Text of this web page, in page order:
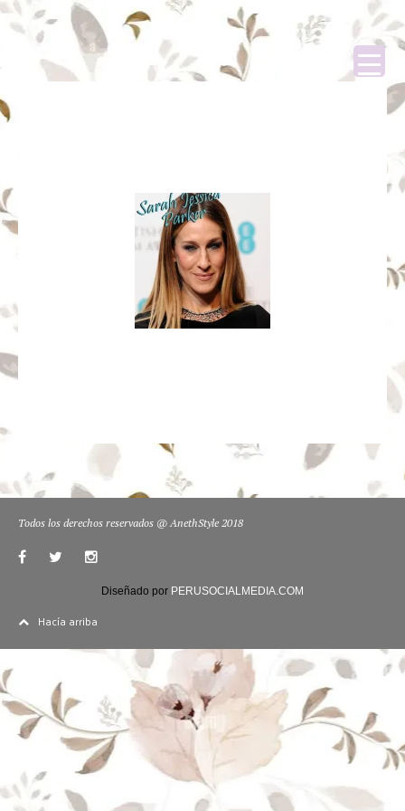
Todos los derechos reservados @ AnethStyle 2018
Diseñado por PERUSOCIALMEDIA.COM
Hacía arriba